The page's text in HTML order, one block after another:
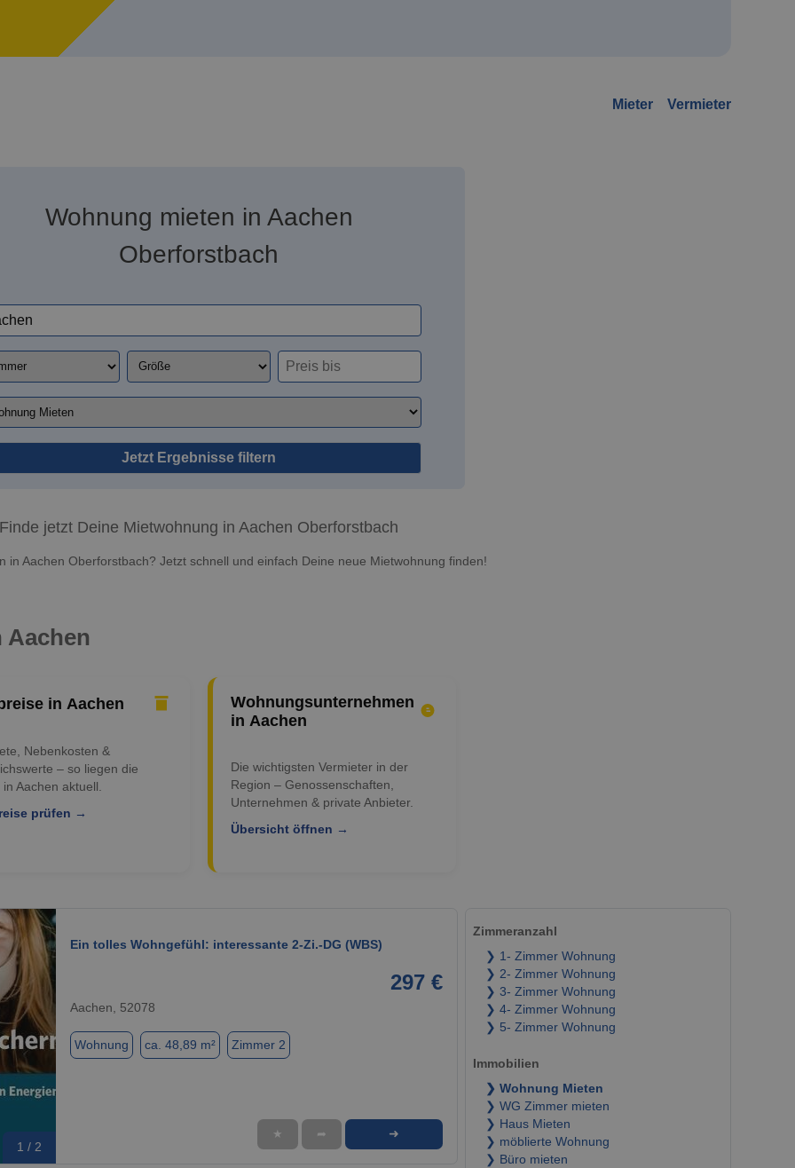
Mieter Vermieter
Wohnung mieten in Aachen
Oberforstbach
Jetzt Ergebnisse filtern
Finde jetzt Deine Mietwohnung in Aachen Oberforstbach
in Aachen Oberforstbach? Jetzt schnell und einfach Deine neue Mietwohnung finden!
in Aachen
Nebenkosten &
– so liegen die
Aachen aktuell.
prüfen →
Wohnungsunternehmen
in Aachen
Die wichtigsten Vermieter in der
Region – Genossenschaften,
Unternehmen & private Anbieter.
Übersicht öffnen →
1 / 2
Ein tolles Wohngefühl: interessante 2-Zi.-DG (WBS)
297 €
Aachen, 52078
Wohnung ca. 48,89 m² Zimmer 2
★ ➦ ➜
Zimmeranzahl
❯ 1- Zimmer Wohnung
❯ 2- Zimmer Wohnung
❯ 3- Zimmer Wohnung
❯ 4- Zimmer Wohnung
❯ 5- Zimmer Wohnung
Immobilien
❯ Wohnung Mieten
❯ WG Zimmer mieten
❯ Haus Mieten
❯ möblierte Wohnung
❯ Büro mieten